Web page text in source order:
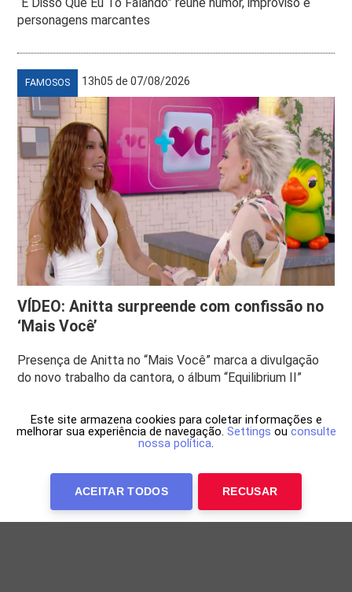
personagens marcantes
FAMOSOS 13h05 de 07/08/2026
VÍDEO: Anitta surpreende com confissão no
‘Mais Você’
Presença de Anitta no “Mais Você” marca a divulgação
do novo trabalho da cantora, o álbum “Equilibrium II”
Este site armazena cookies para coletar informações e
melhorar sua experiência de navegação. Settings ou consulte
nossa política.
ACEITAR TODOS RECUSAR